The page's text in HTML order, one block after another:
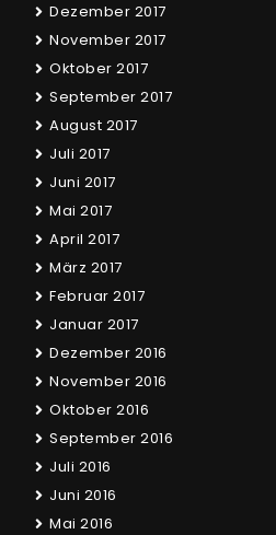
Dezember 2017
November 2017
Oktober 2017
September 2017
August 2017
Juli 2017
Juni 2017
Mai 2017
April 2017
März 2017
Februar 2017
Januar 2017
Dezember 2016
November 2016
Oktober 2016
September 2016
Juli 2016
Juni 2016
Mai 2016